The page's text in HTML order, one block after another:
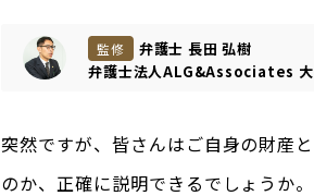
監修
弁護士 長田 弘樹
弁護士法人ALG&Associates
突然ですが、皆さんはご自身の財産
のか、正確に説明できるでしょうか。